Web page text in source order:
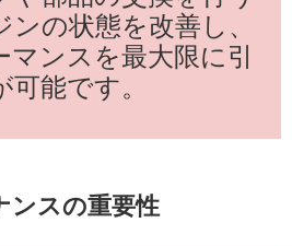
の状態を改善し、
ンスを最大限に引
能です。
ンスの重要性